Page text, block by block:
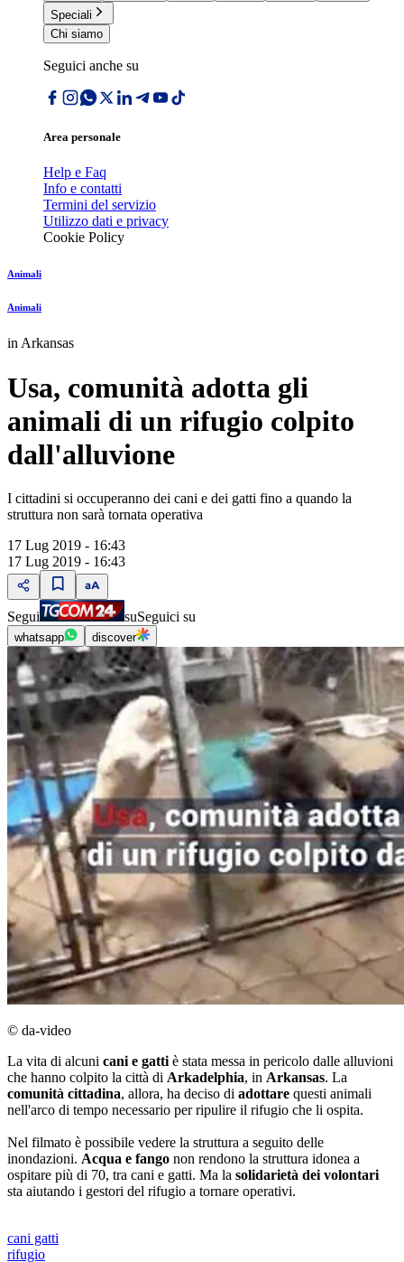
Speciali
Chi siamo
Seguici anche su
Area personale
Help e Faq
Info e contatti
Termini del servizio
Utilizzo dati e privacy
Cookie Policy
Animali
Animali
in Arkansas
Usa, comunità adotta gli
animali di un rifugio colpito
dall'alluvione
I cittadini si occuperanno dei cani e dei gatti fino a quando la
struttura non sarà tornata operativa
17 Lug 2019 - 16:43
17 Lug 2019 - 16:43
Segui suSeguici su
whatsapp discover
© da-video
La vita di alcuni cani e gatti è stata messa in pericolo dalle alluvioni
che hanno colpito la città di Arkadelphia, in Arkansas. La
comunità cittadina, allora, ha deciso di adottare questi animali
nell'arco di tempo necessario per ripulire il rifugio che li ospita.
Nel filmato è possibile vedere la struttura a seguito delle
inondazioni. Acqua e fango non rendono la struttura idonea a
ospitare più di 70, tra cani e gatti. Ma la solidarietà dei volontari
sta aiutando i gestori del rifugio a tornare operativi.
cani gatti
rifugio